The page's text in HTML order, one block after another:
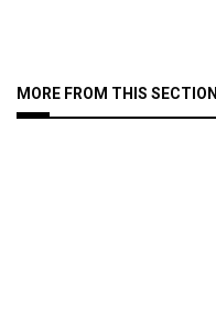
MORE FROM THIS SECTION